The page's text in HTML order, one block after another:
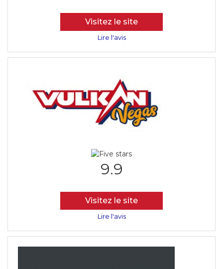
Visitez le site
Lire l'avis
9.9
Visitez le site
Lire l'avis